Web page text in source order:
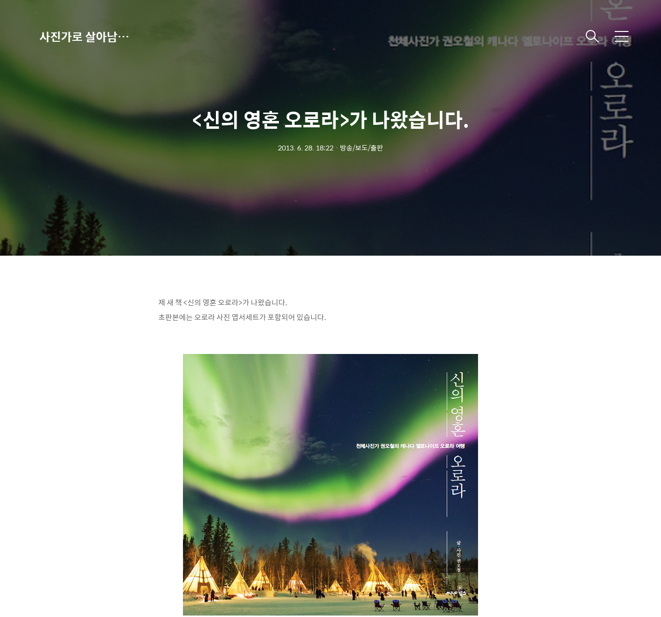
사진가로 살아남기-권오철의 별과 사진 메
뉴
<신의 영혼 오로라>가 나왔습니다.
2013. 6. 28. 18:22 ㆍ 방송/보도/출판
제 새 책 <신의 영혼 오로라>가 나왔습니다.
초판본에는 오로라 사진 엽서세트가 포함되어 있습니다.